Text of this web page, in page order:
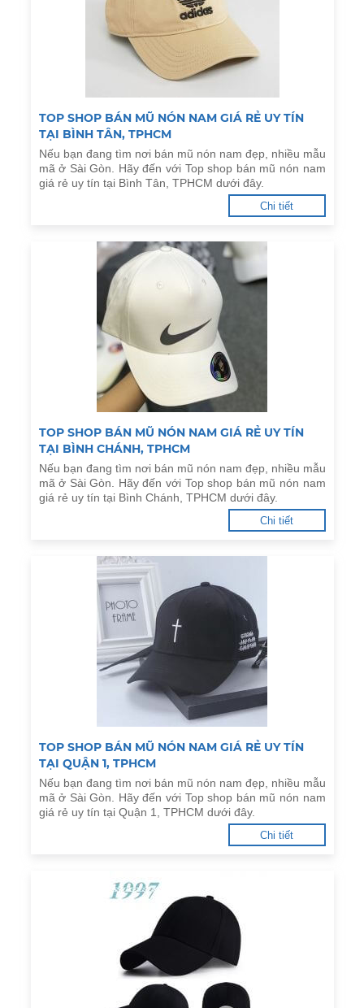
TOP SHOP BÁN MŨ NÓN NAM GIÁ RẺ UY TÍN
TẠI BÌNH TÂN, TPHCM
Nếu bạn đang tìm nơi bán mũ nón nam đẹp, nhiều mẫu
mã ở Sài Gòn. Hãy đến với Top shop bán mũ nón nam
giá rẻ uy tín tại Bình Tân, TPHCM dưới đây.
Chi tiết
TOP SHOP BÁN MŨ NÓN NAM GIÁ RẺ UY TÍN
TẠI BÌNH CHÁNH, TPHCM
Nếu bạn đang tìm nơi bán mũ nón nam đẹp, nhiều mẫu
mã ở Sài Gòn. Hãy đến với Top shop bán mũ nón nam
giá rẻ uy tín tại Bình Chánh, TPHCM dưới đây.
Chi tiết
TOP SHOP BÁN MŨ NÓN NAM GIÁ RẺ UY TÍN
TẠI QUẬN 1, TPHCM
Nếu bạn đang tìm nơi bán mũ nón nam đẹp, nhiều mẫu
mã ở Sài Gòn. Hãy đến với Top shop bán mũ nón nam
giá rẻ uy tín tại Quận 1, TPHCM dưới đây.
Chi tiết